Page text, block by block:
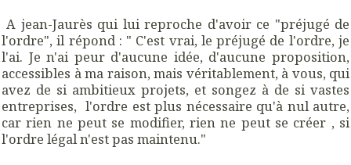
A jean-Jaurès qui lui reproche d'avoir ce "préjugé de
l'ordre", il répond : " C'est vrai, le préjugé de l'ordre, je
l'ai. Je n'ai peur d'aucune idée, d'aucune proposition,
accessibles à ma raison, mais véritablement, à vous, qui
avez de si ambitieux projets, et songez à de si vastes
entreprises, l'ordre est plus nécessaire qu'à nul autre,
car rien ne peut se modifier, rien ne peut se créer , si
l'ordre légal n'est pas maintenu."